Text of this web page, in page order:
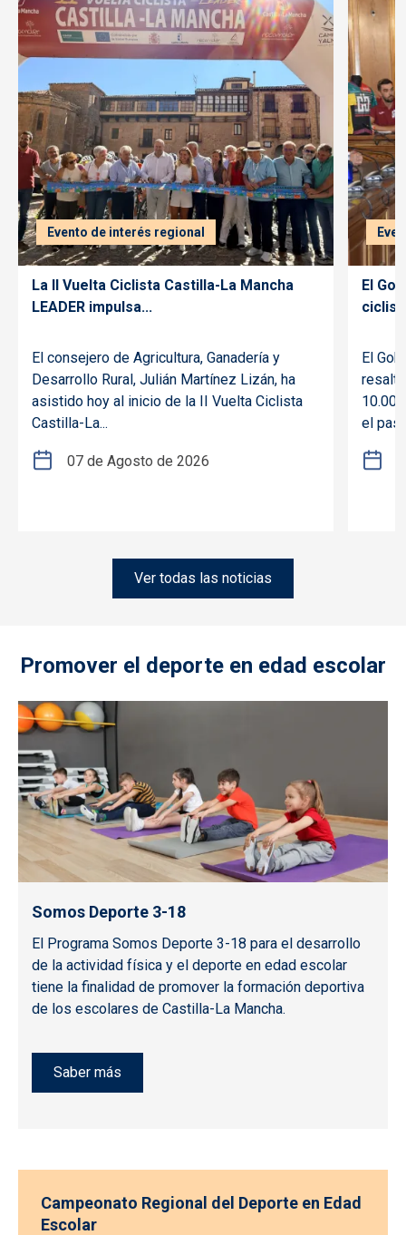
Evento de interés regional
La II Vuelta Ciclista Castilla-La Mancha
LEADER impulsa...
El consejero de Agricultura, Ganadería y
Desarrollo Rural, Julián Martínez Lizán, ha
asistido hoy al inicio de la II Vuelta Ciclista
Castilla-La...
07 de Agosto de 2026
El
El
el
Ver todas las noticias
Promover el deporte en edad escolar
Somos Deporte 3-18
El Programa Somos Deporte 3-18 para el desarrollo
de la actividad física y el deporte en edad escolar
tiene la finalidad de promover la formación deportiva
de los escolares de Castilla-La Mancha.
Saber más
Campeonato Regional del Deporte en Edad
Escolar